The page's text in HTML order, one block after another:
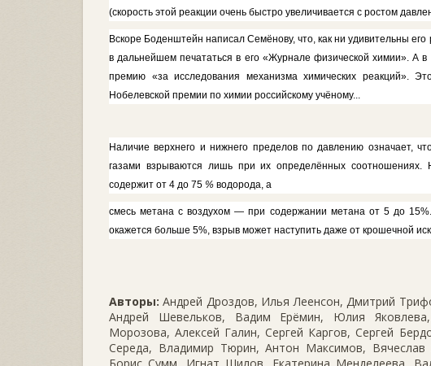
(скорость этой реакции очень быстро увеличивается с ростом
Вскоре Боденштейн написал Се­мёнову, что, как ни удивительны
в даль­нейшем печататься в его «Журнале физической химии». А
премию «за иссле­дования механизма химических ре­акций».
Нобелевской премии по химии рос­сийскому учёному...
Наличие верхнего и нижнего пре­делов по давлению означает,
газами взрывают­ся лишь при их определённых соот­ношениях.
содержит от 4 до 75 % водорода, а
смесь метана с воздухом — при со­держании метана от 5 до
окажется больше 5%, взрыв может наступить даже от кро­шечной
Авторы: Андрей Дроздов, Илья Леенсон, Дмитрий
Андрей Шевельков, Вадим Ерёмин, Юлия
Морозова, Алексей Галин, Сергей Каргов, Сергей
Середа, Владимир Тюрин, Антон Максимов, Вячеслав